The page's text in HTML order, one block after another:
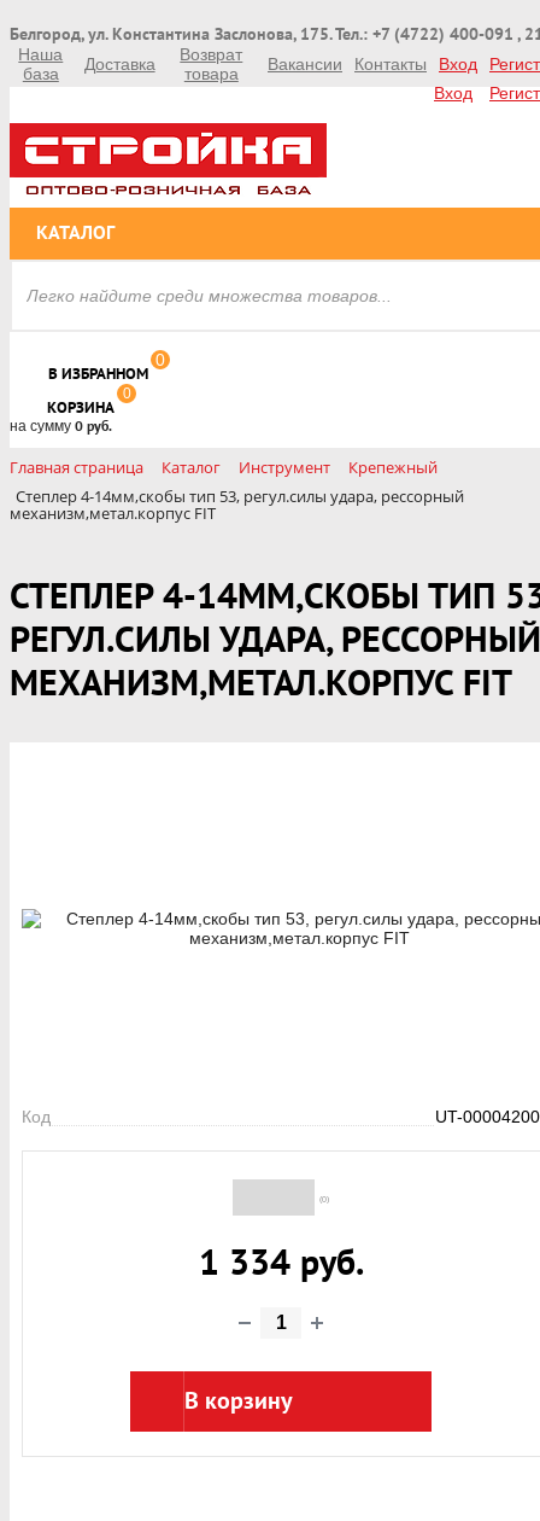
Белгород, ул. Константина Заслонова, 175. Тел.: +7 (4722) 400-091 ,
Наша
база
Доставка
Возврат
товара
Вакансии Контакты Вход
Вход
КАТАЛОГ
В ИЗБРАННОМ
0
КОРЗИНА
0
на сумму 0 руб.
Главная страница Каталог Инструмент
Крепежный
Степлер 4-14мм,скобы тип 53, регул.силы удара, рессорный
механизм,метал.корпус FIT
СТЕПЛЕР 4-14ММ,СКОБЫ ТИП
РЕГУЛ.СИЛЫ УДАРА, РЕССОРНЫЙ
МЕХАНИЗМ,МЕТАЛ.КОРПУС FIT
Код UT-00004200
(0)
1 334 руб.
В корзину